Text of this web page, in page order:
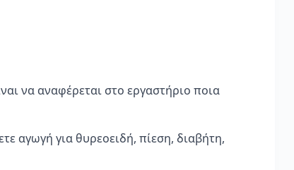
να αναφέρεται στο εργαστήριο ποια
αγωγή για θυρεοειδή, πίεση, διαβήτη,